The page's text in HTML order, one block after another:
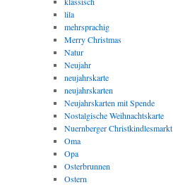
lila
mehrsprachig
Merry Christmas
Natur
Neujahr
neujahrskarte
neujahrskarten
Neujahrskarten mit Spende
Nostalgische Weihnachtskarte
Nuernberger Christkindlesmarkt
Oma
Opa
Osterbrunnen
Ostern